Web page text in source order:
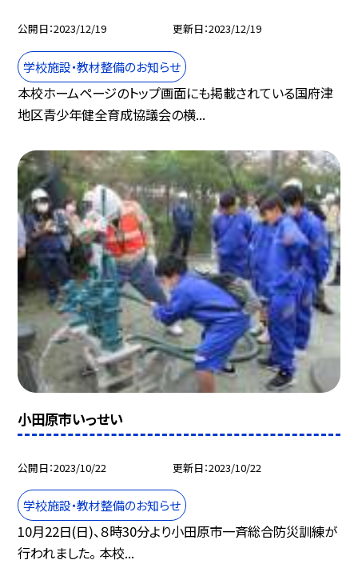
公開日 2023/12/19 更新日 2023/12/19
学校施設・教材整備のお知らせ
本校ホームページのトップ画面にも掲載されている国府津
地区青少年健全育成協議会の横...
小田原市いっせい
公開日 2023/10/22 更新日 2023/10/22
学校施設・教材整備のお知らせ
10月22日(日)、８時30分より小田原市一斉総合防災訓練が
行われました。 本校...